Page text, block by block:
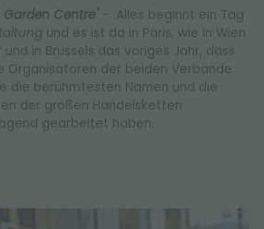
Garden Centre" - Alles beginnt ein Tag
und es ist da in Paris, wie in Wien
in Brüssels das voriges Jahr, dass
Organisatoren der beiden Verbände
die berühmtesten Namen und die
der großen Handelsketten
gearbeitet haben.